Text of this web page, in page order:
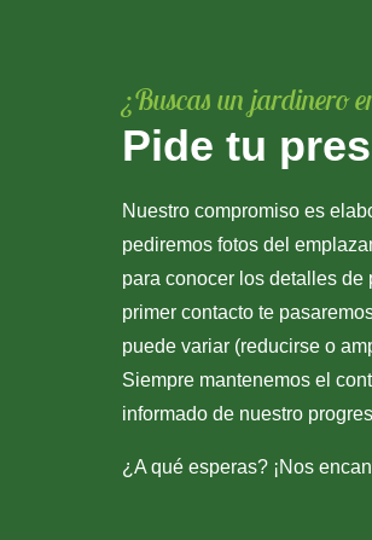
¿Buscas un jardinero
Pide tu
Nuestro compromiso es
pediremos fotos del
para conocer los detalles de
primer contacto te
puede variar (reducirse o
Siempre mantenemos el
informado de nuestro
¿A qué esperas? ¡Nos